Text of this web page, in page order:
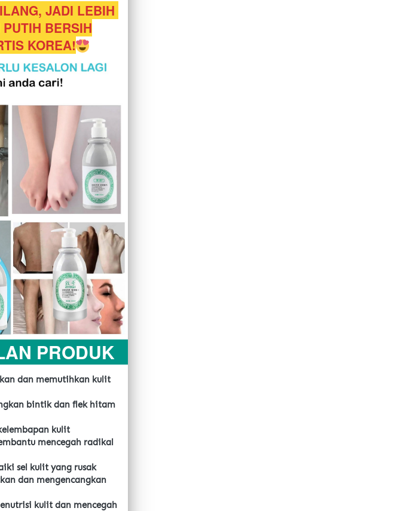
JADI LEBIH
BERSIH
KOREA!
PRODUK
dan memutihkan kulit
bintik dan flek hitam
kulit
mencegah radikal
sel kulit yang rusak
dan mengencangkan
kulit dan mencegah